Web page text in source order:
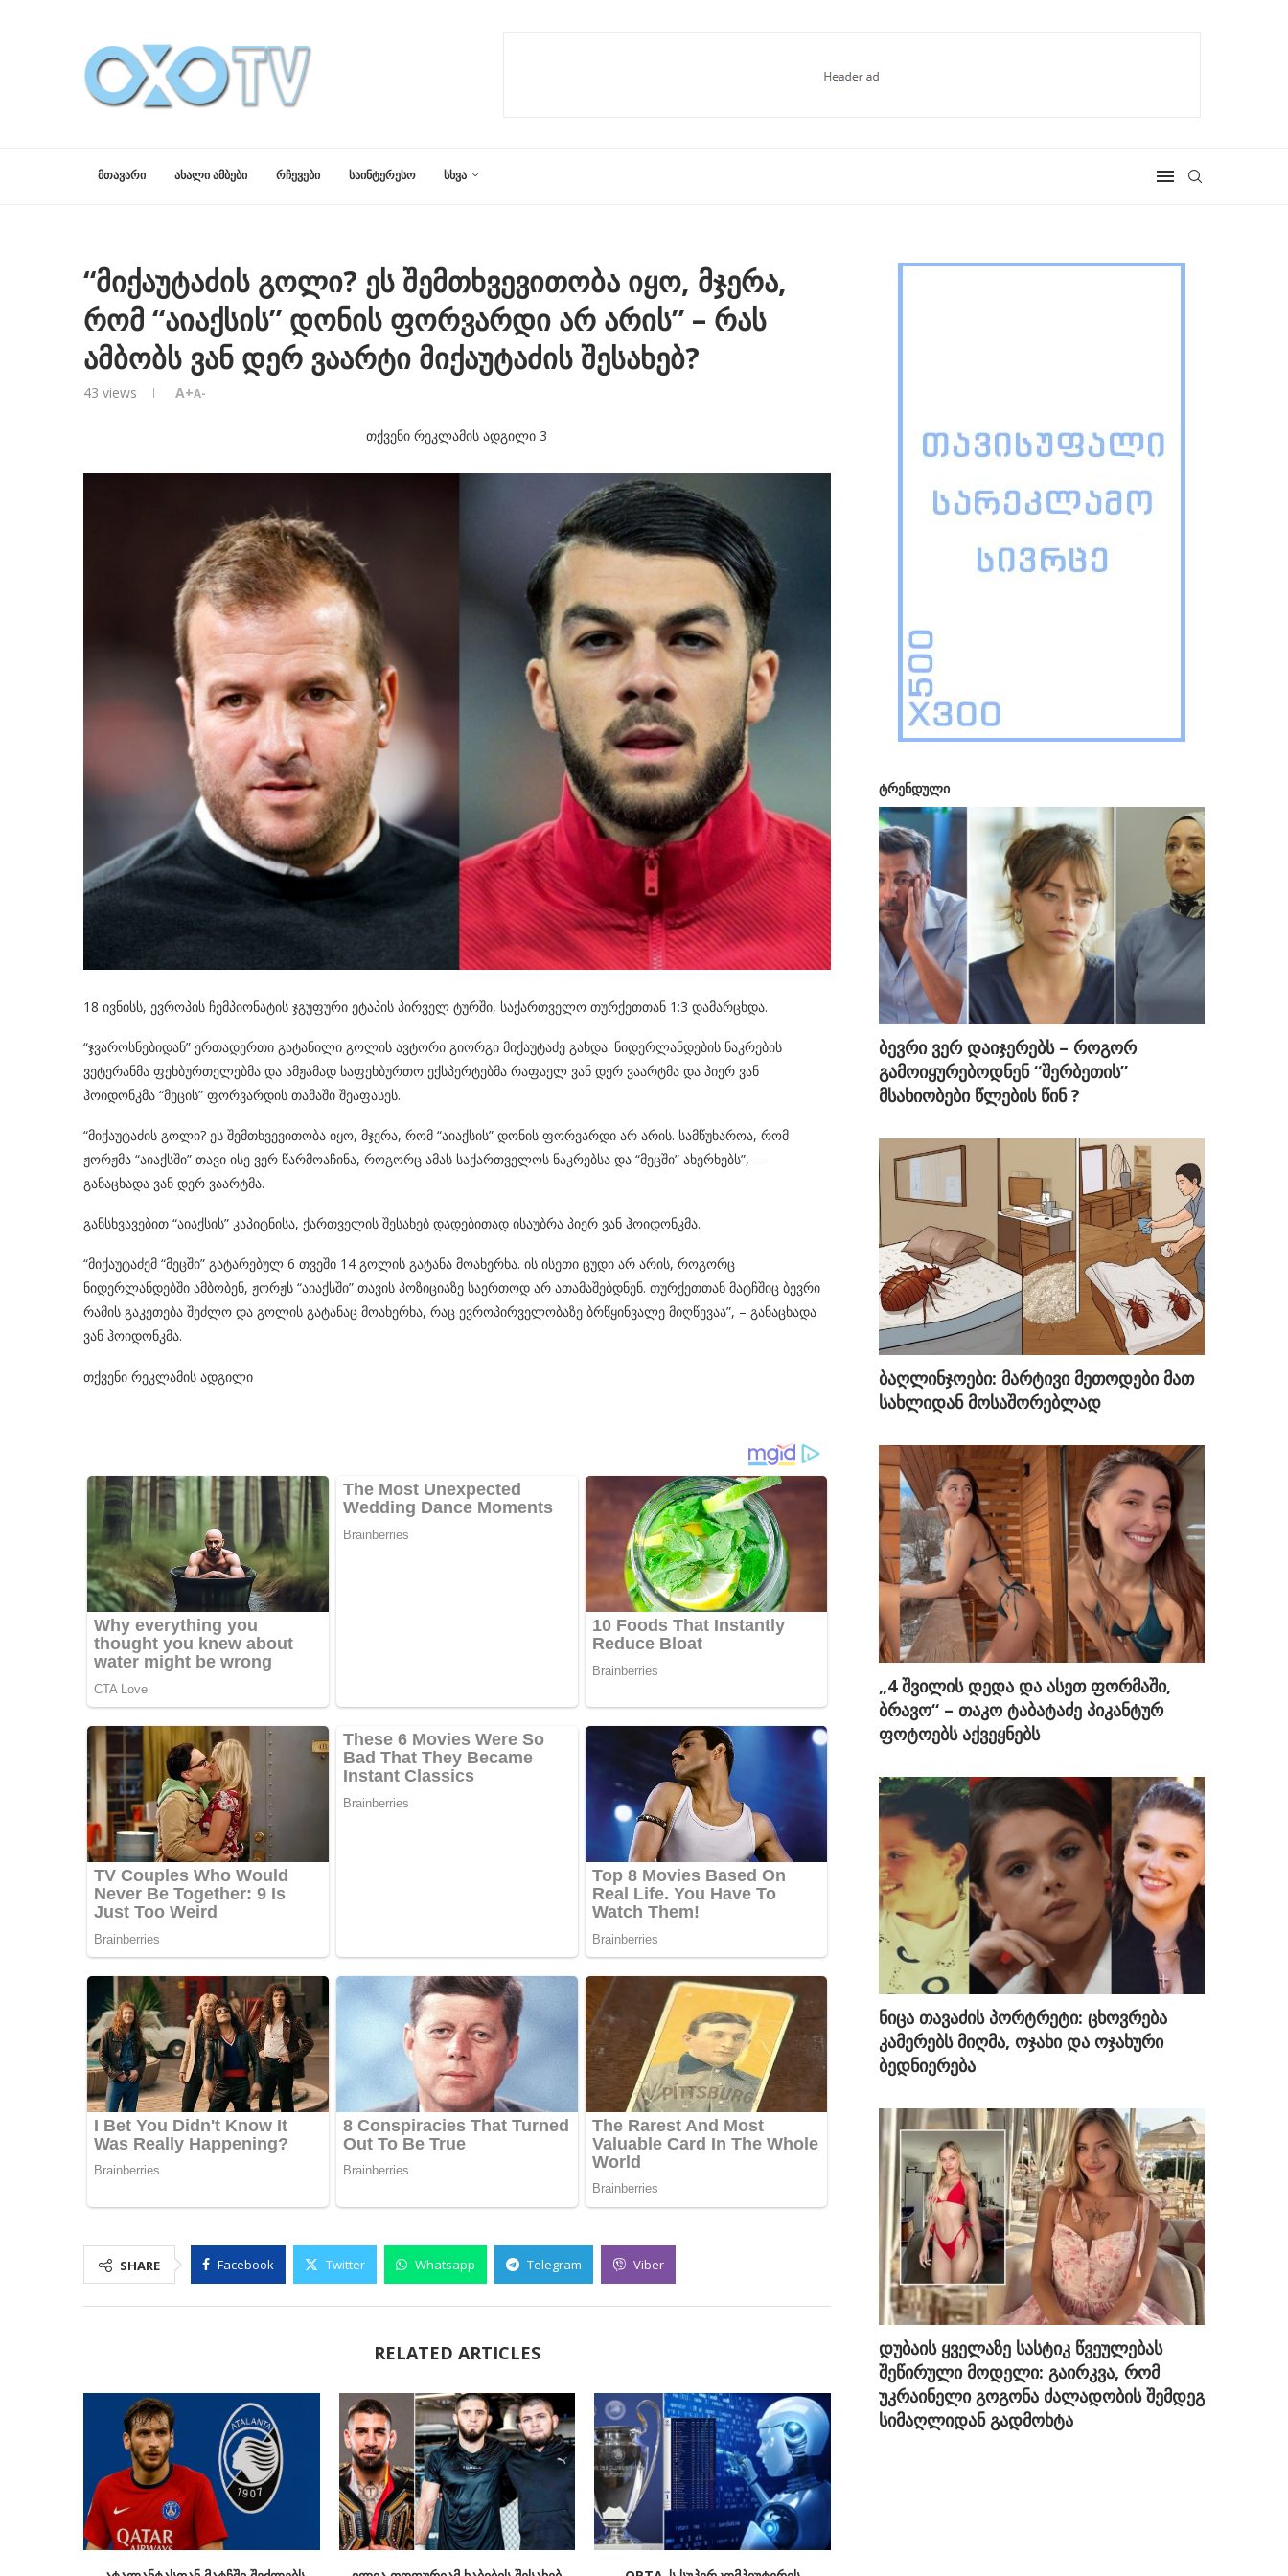
ᲛᲗᲐᲕᲐᲠᲘ ᲐᲮᲐᲚᲘ ᲐᲛᲑᲔᲑᲘ ᲠᲩᲔᲕᲔᲑᲘ ᲡᲐᲘᲜᲢᲔᲠᲔᲡᲝ ᲡᲮᲕᲐ
“მიქაუტაძის გოლი? ეს შემთხვევითობა იყო, მჯერა,
რომ “აიაქსის” დონის ფორვარდი არ არის” – რას
ამბობს ვან დერ ვაარტი მიქაუტაძის შესახებ?
43 views A+A-
თქვენი რეკლამის ადგილი 3
18 ივნისს, ევროპის ჩემპიონატის ჯგუფური ეტაპის პირველ ტურში, საქართველო თურქეთთან 1:3 დამარცხდა.
“ჯვაროსნებიდან” ერთადერთი გატანილი გოლის ავტორი გიორგი მიქაუტაძე გახდა. ნიდერლანდების ნაკრების
ვეტერანმა ფეხბურთელებმა და ამჟამად საფეხბურთო ექსპერტებმა რაფაელ ვან დერ ვაარტმა და პიერ ვან
ჰოიდონკმა “მეცის” ფორვარდის თამაში შეაფასეს.
“მიქაუტაძის გოლი? ეს შემთხვევითობა იყო, მჯერა, რომ “აიაქსის” დონის ფორვარდი არ არის. სამწუხაროა, რომ
ჟორჟმა “აიაქსში” თავი ისე ვერ წარმოაჩინა, როგორც ამას საქართველოს ნაკრებსა და “მეცში” ახერხებს”, –
განაცხადა ვან დერ ვაარტმა.
განსხვავებით “აიაქსის” კაპიტნისა, ქართველის შესახებ დადებითად ისაუბრა პიერ ვან ჰოიდონკმა.
“მიქაუტაძემ “მეცში” გატარებულ 6 თვეში 14 გოლის გატანა მოახერხა. ის ისეთი ცუდი არ არის, როგორც
ნიდერლანდებში ამბობენ, ჟორჟს “აიაქსში” თავის პოზიციაზე საერთოდ არ ათამაშებდნენ. თურქეთთან მატჩშიც ბევრი
რამის გაკეთება შეძლო და გოლის გატანაც მოახერხა, რაც ევროპირველობაზე ბრწყინვალე მიღწევაა”, – განაცხადა
ვან ჰოიდონკმა.
თქვენი რეკლამის ადგილი
SHARE Facebook Twitter Whatsapp Telegram Viber
RELATED ARTICLES
ტრენდული
ბევრი ვერ დაიჯერებს – როგორ
გამოიყურებოდნენ “შერბეთის”
მსახიობები წლების წინ ?
ბაღლინჯოები: მარტივი მეთოდები მათ
სახლიდან მოსაშორებლად
„4 შვილის დედა და ასეთ ფორმაში,
ბრავო“ – თაკო ტაბატაძე პიკანტურ
ფოტოებს აქვეყნებს
ნიცა თავაძის პორტრეტი: ცხოვრება
კამერებს მიღმა, ოჯახი და ოჯახური
ბედნიერება
დუბაის ყველაზე სასტიკ წვეულებას
შეწირული მოდელი: გაირკვა, რომ
უკრაინელი გოგონა ძალადობის შემდეგ
სიმაღლიდან გადმოხტა